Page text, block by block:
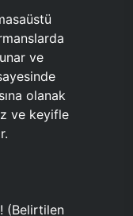
ve
olanak
ve keyifle
(Belirtilen